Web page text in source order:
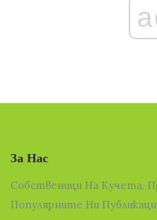
За Нас
Собственици На Кучета.
Популярните Ни